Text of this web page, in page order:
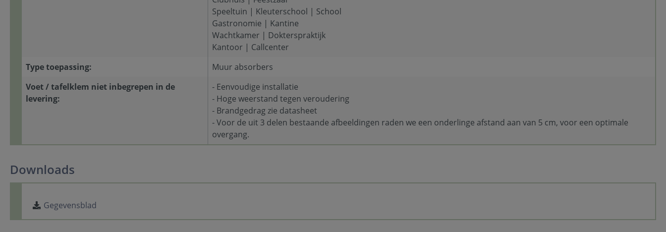
Speeltuin | Kleuterschool | School
Gastronomie | Kantine
Wachtkamer | Dokterspraktijk
Kantoor | Callcenter
Type toepassing:
Muur absorbers
Voet / tafelklem niet inbegrepen in de
levering:
- Eenvoudige installatie
- Hoge weerstand tegen veroudering
- Brandgedrag zie datasheet
- Voor de uit 3 delen bestaande afbeeldingen raden we een onderlinge afstand aan van 5 cm, voor een optimale
overgang.
Downloads
Gegevensblad